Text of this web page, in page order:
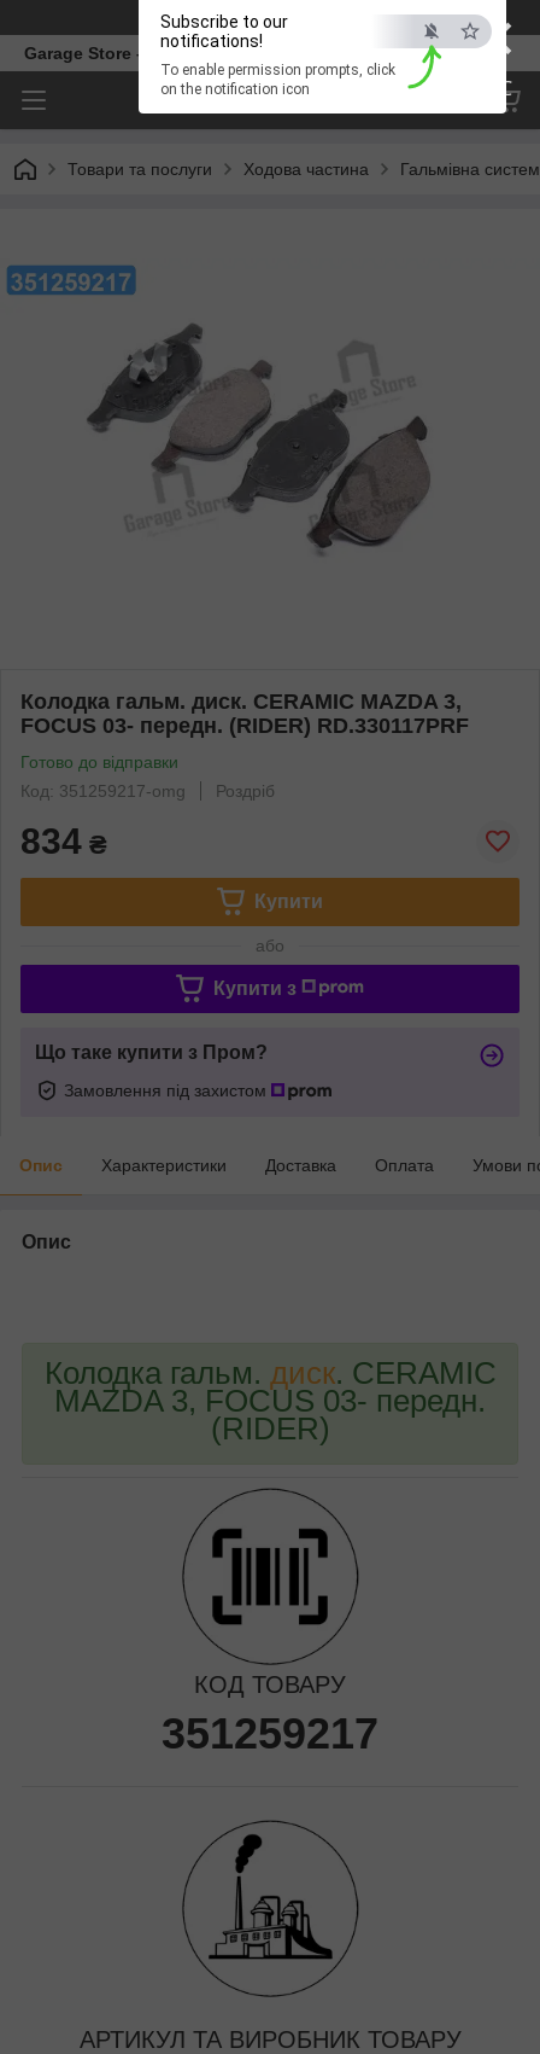
×
ESC
Subscribe to our
notifications!
To enable permission prompts, click
on the notification icon
Телефон
Garage Store – інтернет магазин автозапчастин.
Товари та послуги Ходова частина Гальмівна
Колодка гальм. диск. CERAMIC MAZDA 3,
FOCUS 03- передн. (RIDER) RD.330117PRF
Готово до відправки
Код: 351259217-omg
Роздріб
834 ₴
Купити
або
Купити з
Що таке купити з Пром?
Замовлення під захистом
Опис Характеристики Доставка Оплата Умови
Опис
Колодка гальм. диск. CERAMIC
MAZDA 3, FOCUS 03- передн.
(RIDER)
КОД ТОВАРУ
351259217
АРТИКУЛ ТА ВИРОБНИК ТОВАРУ